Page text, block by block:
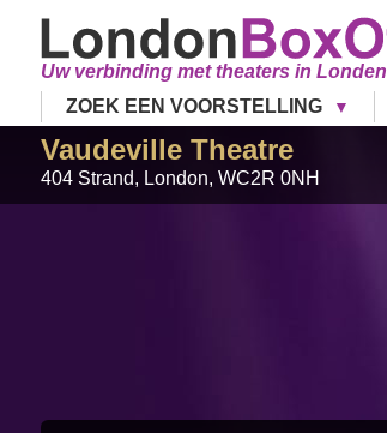
Uw verbinding met theaters in Londen
ZOEK EEN VOORSTELLING
Vaudeville Theatre
404 Strand, London, WC2R 0NH